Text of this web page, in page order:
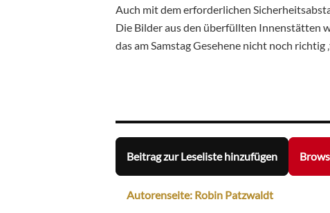
Auch mit dem erforderlichen
Die Bilder aus den überfüllten Innenstätten
das am Samstag Gesehene nicht noch richtig
Beitrag zur Leseliste hinzufügen
Autorenseite: Robin Patzwaldt